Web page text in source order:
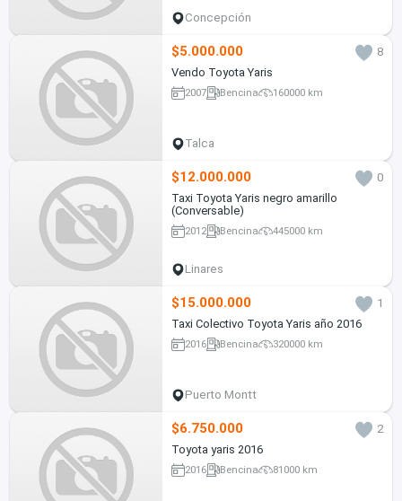
Concepción
$5.000.000
8
Vendo Toyota Yaris
2007 Bencina 160000 km
Talca
$12.000.000
0
Taxi Toyota Yaris negro amarillo
(Conversable)
2012 Bencina 445000 km
Linares
$15.000.000
1
Taxi Colectivo Toyota Yaris año 2016
2016 Bencina 320000 km
Puerto Montt
$6.750.000
2
Toyota yaris 2016
2016 Bencina 81000 km